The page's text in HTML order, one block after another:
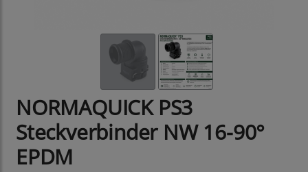
NORMAQUICK PS3
Steckverbinder NW 16-90°
EPDM